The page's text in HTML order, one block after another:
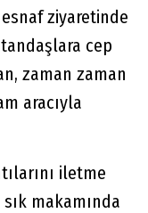
ziyaretinde
cep
zaman zaman
aracıyla
iletme
makamında